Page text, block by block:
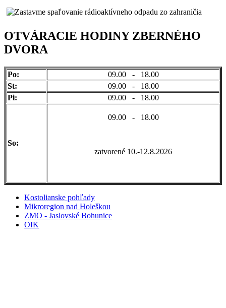
OTVÁRACIE HODINY ZBERNÉHO
DVORA
Po:
09.00 - 18.00
St:
09.00 - 18.00
Pi:
09.00 - 18.00
So:
09.00 - 18.00
zatvorené 10.-12.8.2026
Kostolianske pohľady
Mikroregion nad Holeškou
ZMO - Jaslovské Bohunice
OIK